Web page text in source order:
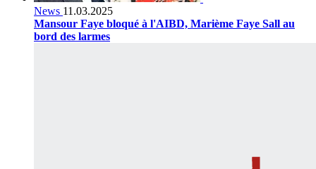
News 11.03.2025
Mansour Faye bloqué à l'AIBD, Marième Faye Sall au
bord des larmes